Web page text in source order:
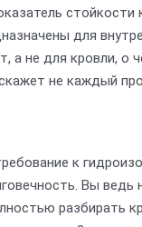
стойкости
для
а не для кровли, о
не каждый
к
Вы ведь
разбирать